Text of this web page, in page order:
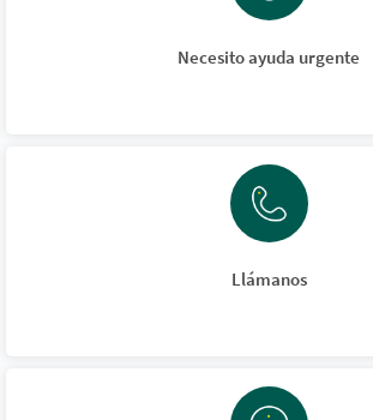
Necesito ayuda urgente
Llámanos